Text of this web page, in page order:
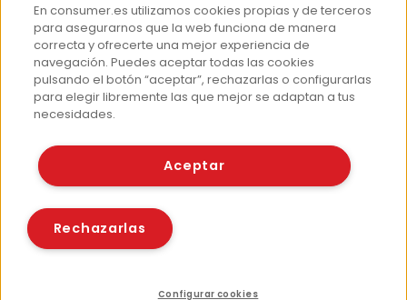
Hemeroteca
Contacto
Prensa
Corpus Lingüístico Consumer
© Fundación EROSKI
Políticas de cookies
En consumer.es utilizamos cookies propias y de terceros
para asegurarnos que la web funciona de manera
correcta y ofrecerte una mejor experiencia de
navegación. Puedes aceptar todas las cookies
pulsando el botón “aceptar”, rechazarlas o configurarlas
para elegir libremente las que mejor se adaptan a tus
necesidades.
Aceptar
Rechazarlas
Configurar cookies